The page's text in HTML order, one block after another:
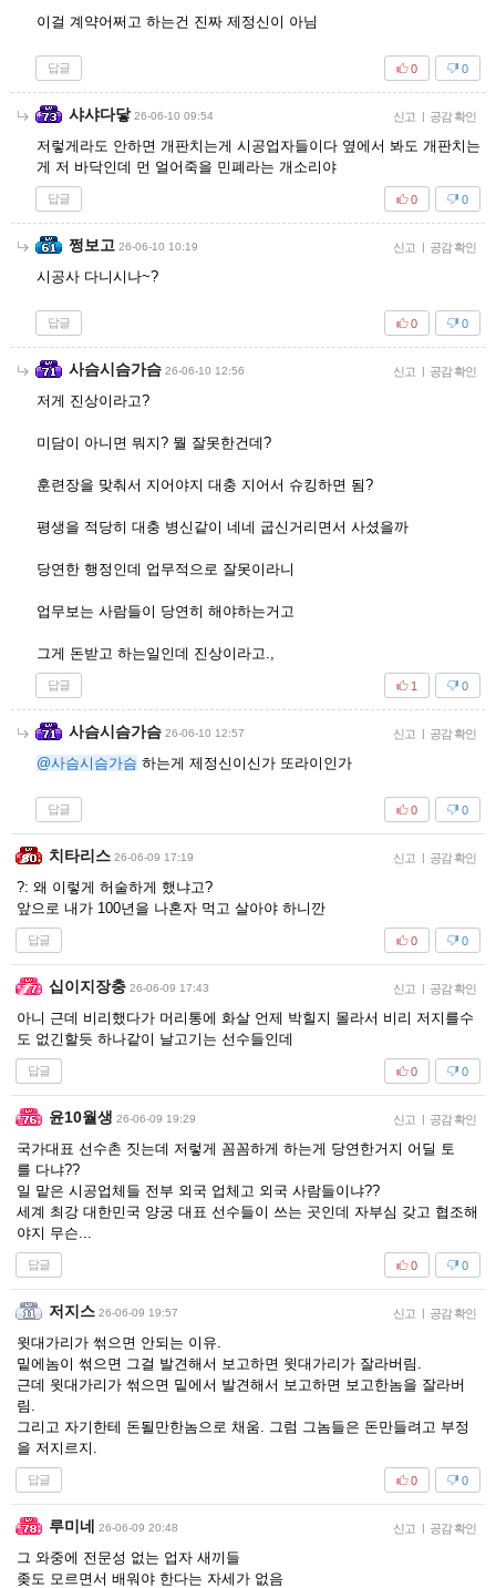
이걸 계약어쩌고 하는건 진짜 제정신이 아님
답글 0
0
샤샤다닿 26-06-10 09:54 신고 | 공감 확인
저렇게라도 안하면 개판치는게 시공업자들이다 옆에서 봐도 개판치는
게 저 바닥인데 먼 얼어죽을 민폐라는 개소리야
답글 0
0
쩡보고 26-06-10 10:19 신고 | 공감 확인
시공사 다니시나~?
답글 0
0
사슴시슴가슴 26-06-10 12:56 신고 | 공감 확인
저게 진상이라고?
미담이 아니면 뭐지? 뭘 잘못한건데?
훈련장을 맞춰서 지어야지 대충 지어서 슈킹하면 됨?
평생을 적당히 대충 병신같이 네네 굽신거리면서 사셨을까
당연한 행정인데 업무적으로 잘못이라니
업무보는 사람들이 당연히 해야하는거고
그게 돈받고 하는일인데 진상이라고.,
답글 0
1
사슴시슴가슴 26-06-10 12:57 신고 | 공감 확인
@사슴시슴가슴 하는게 제정신이신가 또라이인가
답글 0
0
치타리스 26-06-09 17:19 신고 | 공감 확인
?: 왜 이렇게 허술하게 했냐고?
앞으로 내가 100년을 나혼자 먹고 살아야 하니깐
답글 0
0
십이지장충 26-06-09 17:43 신고 | 공감 확인
아니 근데 비리했다가 머리통에 화살 언제 박힐지 몰라서 비리 저지를수
도 없긴할듯 하나같이 날고기는 선수들인데
답글 0
0
윤10월생 26-06-09 19:29 신고 | 공감 확인
국가대표 선수촌 짓는데 저렇게 꼼꼼하게 하는게 당연한거지 어딜 토
를 다냐??
일 맡은 시공업체들 전부 외국 업체고 외국 사람들이냐??
세계 최강 대한민국 양궁 대표 선수들이 쓰는 곳인데 자부심 갖고 협조해
야지 무슨...
답글 0
0
저지스 26-06-09 19:57 신고 | 공감 확인
윗대가리가 썪으면 안되는 이유.
밑에놈이 썪으면 그걸 발견해서 보고하면 윗대가리가 잘라버림.
근데 윗대가리가 썪으면 밑에서 발견해서 보고하면 보고한놈을 잘라버
림.
그리고 자기한테 돈될만한놈으로 채움. 그럼 그놈들은 돈만들려고 부정
을 저지르지.
답글 0
0
루미네 26-06-09 20:48 신고 | 공감 확인
그 와중에 전문성 없는 업자 새끼들
좆도 모르면서 배워야 한다는 자세가 없음